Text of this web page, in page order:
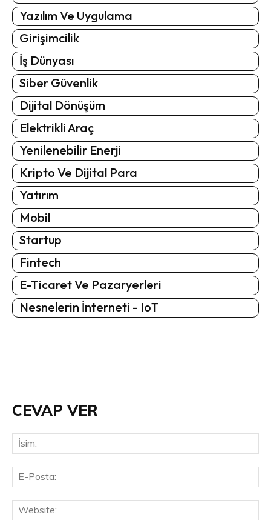
Yazılım Ve Uygulama
Girişimcilik
İş Dünyası
Siber Güvenlik
Dijital Dönüşüm
Elektrikli Araç
Yenilenebilir Enerji
Kripto Ve Dijital Para
Yatırım
Mobil
Startup
Fintech
E-Ticaret Ve Pazaryerleri
Nesnelerin İnterneti - IoT
CEVAP VER